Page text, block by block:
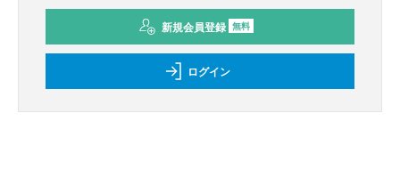
新規会員登録 無料
ログイン